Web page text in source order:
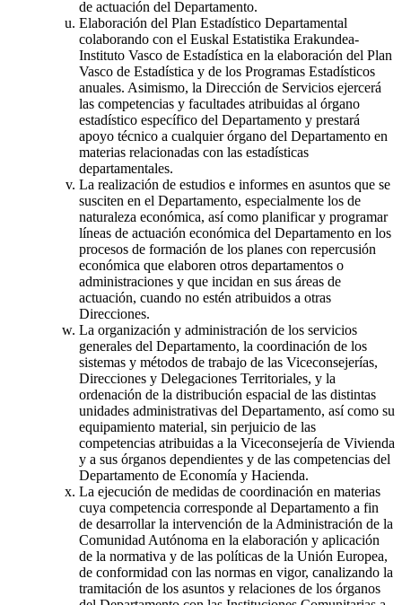
de actuación del Departamento.
Elaboración del Plan Estadístico Departamental
colaborando con el Euskal Estatistika Erakundea-
Instituto Vasco de Estadística en la elaboración del Plan
Vasco de Estadística y de los Programas Estadísticos
anuales. Asimismo, la Dirección de Servicios ejercerá
las competencias y facultades atribuidas al órgano
estadístico específico del Departamento y prestará
apoyo técnico a cualquier órgano del Departamento en
materias relacionadas con las estadísticas
departamentales.
La realización de estudios e informes en asuntos que se
susciten en el Departamento, especialmente los de
naturaleza económica, así como planificar y programar
líneas de actuación económica del Departamento en los
procesos de formación de los planes con repercusión
económica que elaboren otros departamentos o
administraciones y que incidan en sus áreas de
actuación, cuando no estén atribuidos a otras
Direcciones.
La organización y administración de los servicios
generales del Departamento, la coordinación de los
sistemas y métodos de trabajo de las Viceconsejerías,
Direcciones y Delegaciones Territoriales, y la
ordenación de la distribución espacial de las distintas
unidades administrativas del Departamento, así como su
equipamiento material, sin perjuicio de las
competencias atribuidas a la Viceconsejería de Vivienda
y a sus órganos dependientes y de las competencias del
Departamento de Economía y Hacienda.
La ejecución de medidas de coordinación en materias
cuya competencia corresponde al Departamento a fin
de desarrollar la intervención de la Administración de la
Comunidad Autónoma en la elaboración y aplicación
de la normativa y de las políticas de la Unión Europea,
de conformidad con las normas en vigor, canalizando la
tramitación de los asuntos y relaciones de los órganos